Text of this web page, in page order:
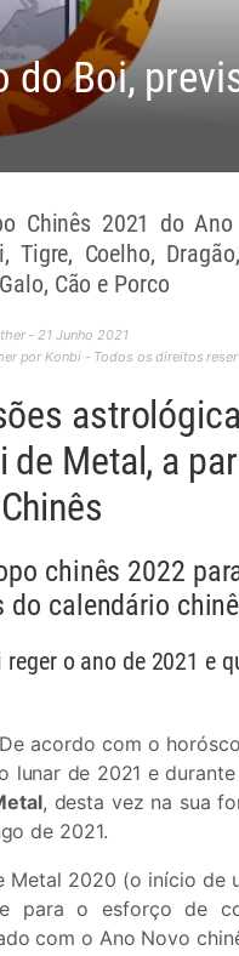
do Boi,
Chinês 2021 do
Tigre, Coelho,
Cão e Porco
- 21 Junho 2021
por Konbi - Todos os direitos
de Metal, a
chinês 2022
do calendário
reger o ano de 2021 e
acordo com o
de 2021 e
, desta vez na sua
de 2021.
Metal 2020 (o início de
para o esforço de
com o Ano Novo